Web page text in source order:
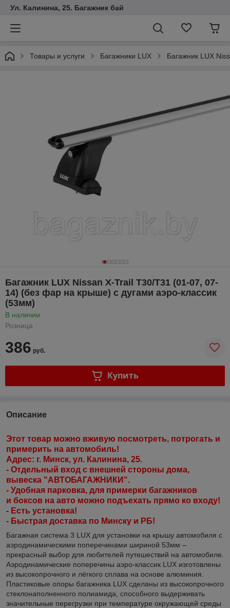
Ул. Калинина, 25. Багажник бай
Товары и услуги Багажники LUX Багажник LUX
Багажник LUX Nissan X-Trail T30/T31 (01-07, 07-
14) (без фар на крыше) с дугами аэро-классик
(53мм)
В наличии
Розница
386 руб.
Купить
Описание
Этот товар можно вживую посмотреть, потрогать и
примерить на автомобиль!
Адрес: г. Минск, ул. Калинина, 25.
- Отдельный вход с внешней стороны дома,
вывеска "АВТОБАГАЖНИКИ".
- Удобная парковка, для примерки багажников
и боксов на авто можно подъехать прямо ко входу!
- Есть установка!
- Быстрая доставка по Минску и РБ!
Багажная система 3 LUX для установки на крышу автомобиля с
аэродинамическими поперечинами шириной 53мм –
прекрасный выбор для любителей путешествий на автомобиле.
Аэродинамические поперечины аэро-классик LUX изготовлены
из высокопрочного и лёгкого сплава на основе алюминия.
Пластиковые опоры багажника LUX сделаны из высокопрочного
стеклонаполненного полиамида, способного выдерживать
значительные перегрузки при температуре окружающей среды